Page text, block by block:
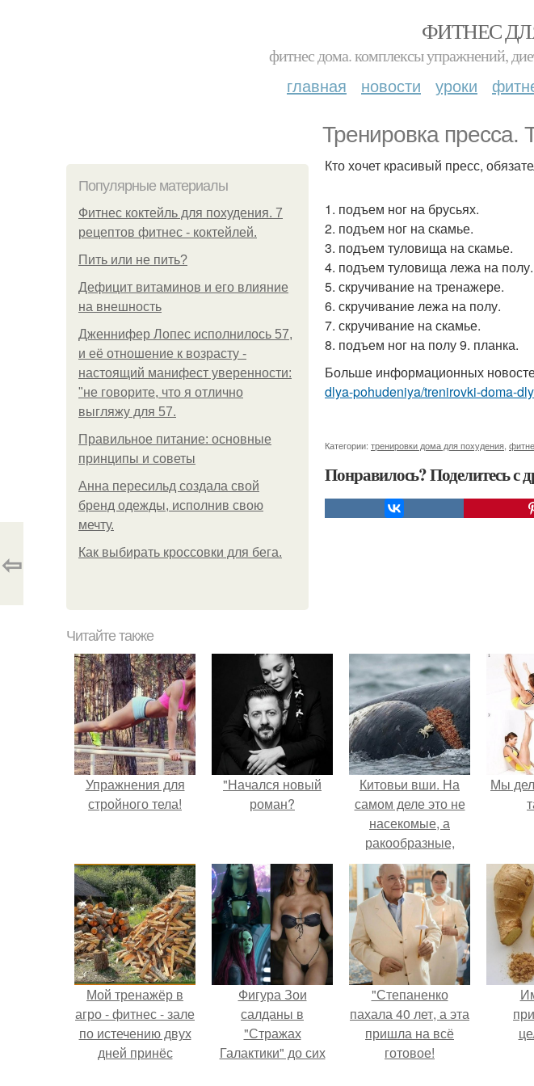
ФИТНЕС
фитнес дома. комплексы упражнений,
главная новости уроки
Тренировка пресса.
Популярные материалы
Фитнес коктейль для похудения. 7
рецептов фитнес - коктейлей.
Пить или не пить?
Дефицит витаминов и его влияние
на внешность
Дженнифер Лопес исполнилось 57,
и её отношение к возрасту -
настоящий манифест уверенности:
"не говорите, что я отлично
выгляжу для 57.
Правильное питание: основные
принципы и советы
Анна пересильд создала свой
бренд одежды, исполнив свою
мечту.
Как выбирать кроссовки для бега.
Кто хочет красивый пресс,
1. подъем ног на брусьях.
2. подъем ног на скамье.
3. подъем туловища на скамье.
4. подъем туловища лежа на полу.
5. скручивание на тренажере.
6. скручивание лежа на полу.
7. скручивание на скамье.
8. подъем ног на полу 9. планка.
Больше информационных
dlya-pohudeniya/trenirovki-doma-
Категории: тренировки дома для похудения
Понравилось? Поделитесь с
⇦
Читайте также
Упражнения для
стройного тела!
"Начался новый
роман?
Китовьи вши. На
самом деле это не
насекомые, а
ракообразные,
относящиеся к
бокоплавам.
Мы
Мой тренажёр в
агро - фитнес - зале
по истечению двух
дней принёс
Фигура Зои
салданы в
"Стражах
Галактики" до сих
"Степаненко
пахала 40 лет, а эта
пришла на всё
готовое!